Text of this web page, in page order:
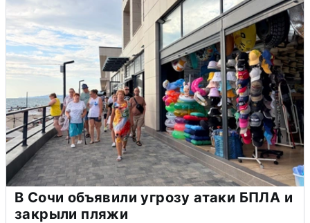
В Сочи объявили угрозу атаки БПЛА и
закрыли пляжи